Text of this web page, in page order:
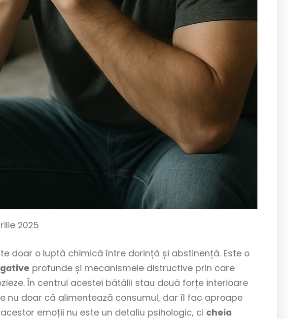
2025
doar o luptă chimică între dorință și abstinență. Este o
profunde și mecanismele distructive prin care
În centrul acestei bătălii stau două forțe interioare
nu doar că alimentează consumul, dar îl fac aproape
emoții nu este un detaliu psihologic, ci cheia